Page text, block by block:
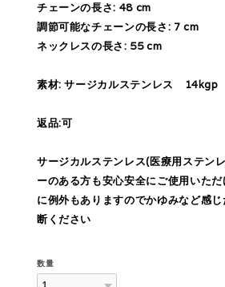
チェーンの長さ: 48 cm
調節可能なチェーンの長さ: 7 cm
ネックレスの長さ: 55 cm
素材: サージカルステンレス 14kgp
返品:可
サージカルステンレス(医療用ステン
ーのある方も安心安全にご使用いた
に例外もありますのでかゆみなど感
断ください
数量